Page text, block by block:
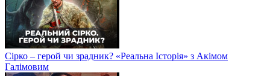
Сірко – герой чи зрадник? «Реальна Історія» з Акімом
Галімовим